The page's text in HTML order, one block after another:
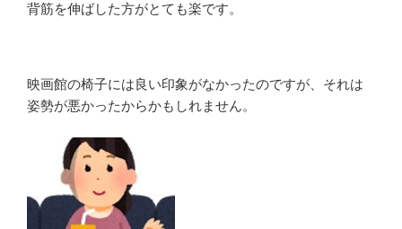
背筋を伸ばした方がとても楽です。
映画館の椅子には良い印象がなかったのですが、それは
姿勢が悪かったからかもしれません。